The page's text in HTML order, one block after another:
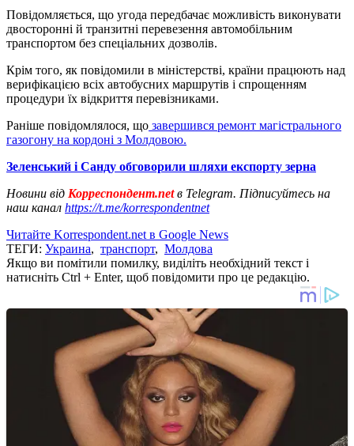
Повідомляється, що угода передбачає можливість виконувати
двосторонні й транзитні перевезення автомобільним
транспортом без спеціальних дозволів.
Крім того, як повідомили в міністерстві, країни працюють над
верифікацією всіх автобусних маршрутів і спрощенням
процедури їх відкриття перевізниками.
Раніше повідомлялося, що завершився ремонт магістрального
газогону на кордоні з Молдовою.
Зеленський і Санду обговорили шляхи експорту зерна
Новини від Корреспондент.netв Telegram. Підписуйтесь на
наш канал https://t.me/korrespondentnet
Читайте Korrespondent.net в Google News
ТЕГИ: Украина, транспорт, Молдова
Якщо ви помітили помилку, виділіть необхідний текст і
натисніть Ctrl + Enter, щоб повідомити про це редакцію.